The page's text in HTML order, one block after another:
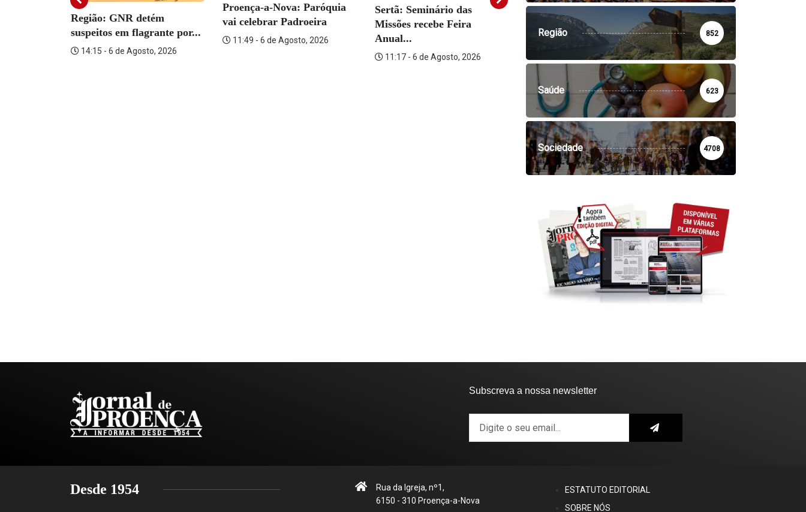
Região: GNR detém
suspeitos em flagrante por...
14:15 - 6 de Agosto, 2026
Proença-a-Nova: Paróquia
vai celebrar Padroeira
11:49 - 6 de Agosto, 2026
Sertã: Seminário das
Missões recebe Feira
Anual...
11:17 - 6 de Agosto, 2026
Vila de Rei: Concurso de
Fotografia já...
10:44 - 6 de Agosto, 2026
NECROLOGIA
Faleceu Fernando Martins
Cardoso
17:13 - 5 de Agosto, 2026
Região 852
Saúde 623
Sociedade 4708
Subscreva a nossa newsletter
Desde 1954
Rua da Igreja, nº1,
6150 - 310 Proença-a-Nova
ESTATUTO EDITORIAL
SOBRE NÓS